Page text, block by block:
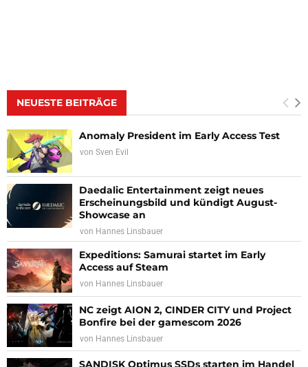
NEUESTE BEITRÄGE
Anomaly President im Early Access Test
von Sven Evil
Daedalic Entertainment zeigt neues
Erscheinungsbild und kündigt August-
Showcase an
von Hannes Linsbauer
Expeditions: Samurai startet im Early
Access auf Steam
von Hannes Linsbauer
NC zeigt AION 2, CINDER CITY und Project
Bonfire bei der gamescom 2026
von Hannes Linsbauer
SANDISK Optimus SSDs starten im Handel